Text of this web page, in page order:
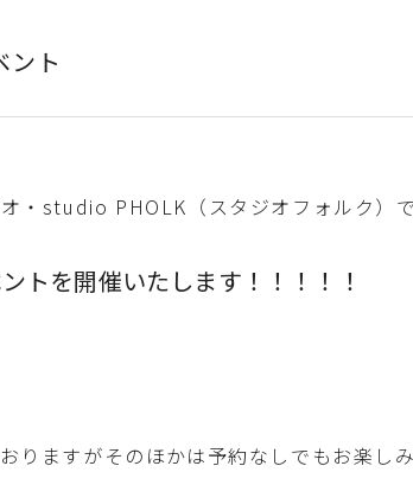
ント
・studio PHOLK（スタジオフォルク）
トを開催いたします！！！！！
りますがそのほかは予約なしでもお楽し